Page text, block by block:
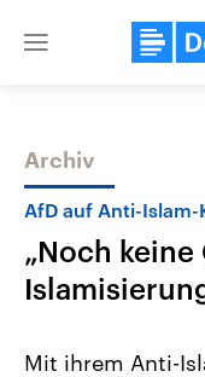
Close
Themen
Archiv
AfD auf Anti-Islam-
„Noch
Mit ihrem Anti-